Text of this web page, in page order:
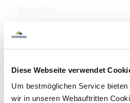
Diese Webseite verwendet
Um bestmöglichen Service
wir in unseren Webauftritten
mehr lesen
Downloads